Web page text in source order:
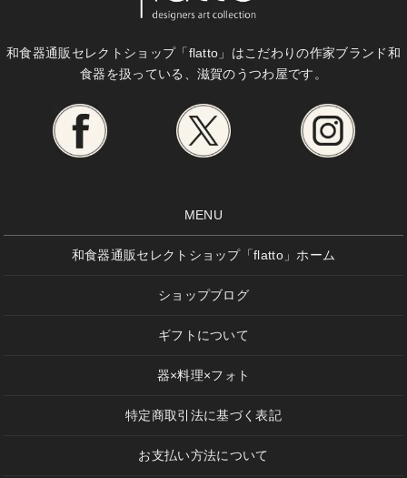
和食器通販セレクトショップ「flatto」はこだわりの作家ブランド和
食器を扱っている、滋賀のうつわ屋です。
MENU
和食器通販セレクトショップ「flatto」ホーム
ショップブログ
ギフトについて
器×料理×フォト
特定商取引法に基づく表記
お支払い方法について